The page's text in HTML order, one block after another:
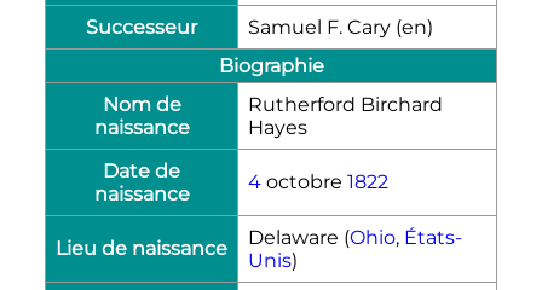
Successeur
Samuel F. Cary (en)
Biographie
Nom de
naissance
Rutherford Birchard
Hayes
Date de
naissance
4 octobre 1822
Lieu de naissance Delaware (Ohio, États-
Unis)